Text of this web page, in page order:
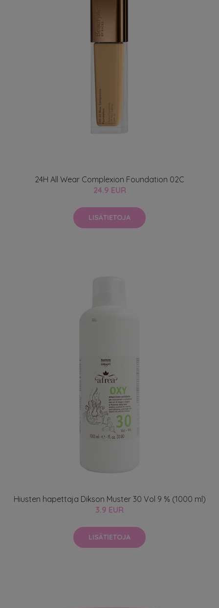
24H All Wear Complexion Foundation 02C
24.9 EUR
LISÄTIETOJA
Hiusten hapettaja Dikson Muster 30 Vol 9 % (1000 ml)
3.9 EUR
LISÄTIETOJA